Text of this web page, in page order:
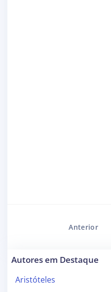
Anterior
Autores em Destaque
Aristóteles